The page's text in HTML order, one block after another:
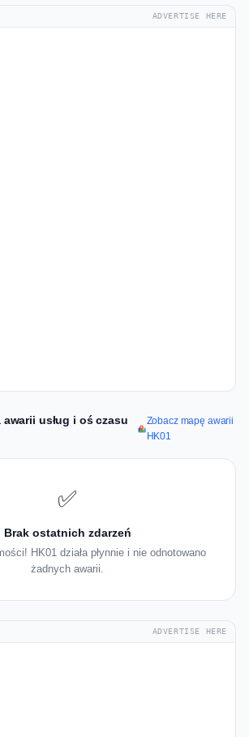
ADVERTISE HERE
awarii usług i oś czasu
Zobacz mapę awarii
HK01
✅
Brak ostatnich zdarzeń
HK01 działa płynnie i nie odnotowano
żadnych awarii.
ADVERTISE HERE